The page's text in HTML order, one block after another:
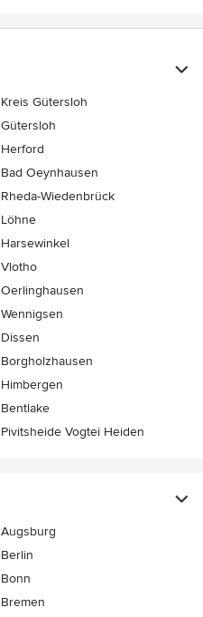
Kreis Gütersloh
Gütersloh
Herford
Bad Oeynhausen
Rheda-Wiedenbrück
Löhne
Harsewinkel
Vlotho
Oerlinghausen
Wennigsen
Dissen
Borgholzhausen
Himbergen
Bentlake
Pivitsheide Vogtei Heiden
Augsburg
Berlin
Bonn
Bremen